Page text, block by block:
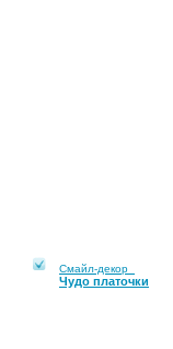
Смайл-декор
Чудо платочки